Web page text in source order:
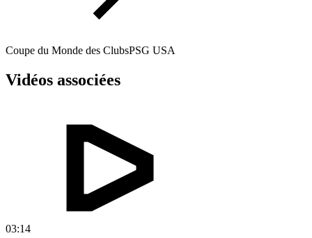
Coupe du Monde des ClubsPSG USA
Vidéos associées
03:14